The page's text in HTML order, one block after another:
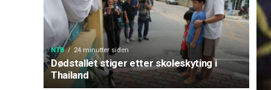
NTB 24 minutter siden
Dødstallet stiger etter skoleskyting i
Thailand